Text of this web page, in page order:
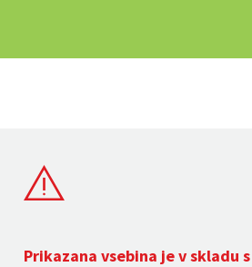
Prikazana vsebina je v skladu